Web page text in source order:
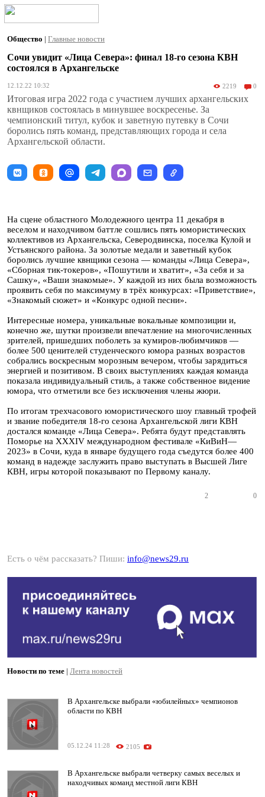
Общество | Главные новости
Сочи увидит «Лица Севера»: финал 18-го сезона КВН
состоялся в Архангельске
12.12.22 10:32 2219 0
Итоговая игра 2022 года с участием лучших архангельских
квнщиков состоялась в минувшее воскресенье. За
чемпионский титул, кубок и заветную путевку в Сочи
боролись пять команд, представляющих города и села
Архангельской области.
На сцене областного Молодежного центра 11 декабря в
веселом и находчивом баттле сошлись пять юмористических
коллективов из Архангельска, Северодвинска, поселка Кулой и
Устьянского района. За золотые медали и заветный кубок
боролись лучшие квнщики сезона — команды «Лица Севера»,
«Сборная тик-токеров», «Пошутили и хватит», «За себя и за
Сашку», «Ваши знакомые». У каждой из них была возможность
проявить себя по максимуму в трёх конкурсах: «Приветствие»,
«Знакомый сюжет» и «Конкурс одной песни».
Интересные номера, уникальные вокальные композиции и,
конечно же, шутки произвели впечатление на многочисленных
зрителей, пришедших поболеть за кумиров-любимчиков —
более 500 ценителей студенческого юмора разных возрастов
собрались воскресным морозным вечером, чтобы зарядиться
энергией и позитивом. В своих выступлениях каждая команда
показала индивидуальный стиль, а также собственное видение
юмора, что отметили все без исключения члены жюри.
По итогам трехчасового юмористического шоу главный трофей
и звание победителя 18-го сезона Архангельской лиги КВН
достался команде «Лица Севера». Ребята будут представлять
Поморье на XXXIV международном фестивале «КиВиН—
2023» в Сочи, куда в январе будущего года съедутся более 400
команд в надежде заслужить право выступать в Высшей Лиге
КВН, игры которой показывают по Первому каналу.
2 0
Есть о чём рассказать? Пиши: info@news29.ru
Новости по теме | Лента новостей
В Архангельске выбрали «юбилейных» чемпионов
области по КВН
05.12.24 11:28 2105
В Архангельске выбрали четверку самых веселых и
находчивых команд местной лиги КВН